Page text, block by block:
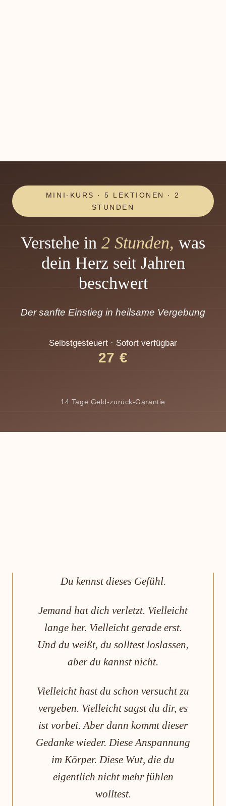
MINI-KURS · 5 LEKTIONEN · 2
STUNDEN
Verstehe in 2 Stunden, was
dein Herz seit Jahren
beschwert
Der sanfte Einstieg in heilsame Vergebung
Selbstgesteuert · Sofort verfügbar
27 €
14 Tage Geld-zurück-Garantie
Du kennst dieses Gefühl.
Jemand hat dich verletzt. Vielleicht
lange her. Vielleicht gerade erst.
Und du weißt, du solltest loslassen,
aber du kannst nicht.
Vielleicht hast du schon versucht zu
vergeben. Vielleicht sagst du dir, es
ist vorbei. Aber dann kommt dieser
Gedanke wieder. Diese Anspannung
im Körper. Diese Wut, die du
eigentlich nicht mehr fühlen
wolltest.